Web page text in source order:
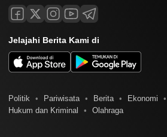
Jelajahi Berita Kami di
Politik Pariwisata Berita Ekonomi
Hukum dan Kriminal
Olahraga